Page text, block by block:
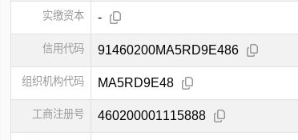
实缴资本 -
信用代码 91460200MA5RD9E486
组织机构代码 MA5RD9E48
工商注册号 460200001115888